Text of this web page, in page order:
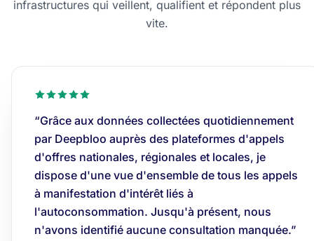
infrastructures qui veillent, qualifient et répondent plus
vite.
“Grâce aux données collectées quotidiennement
par Deepbloo auprès des plateformes d'appels
d'offres nationales, régionales et locales, je
dispose d'une vue d'ensemble de tous les appels
à manifestation d'intérêt liés à
l'autoconsommation. Jusqu'à présent, nous
n'avons identifié aucune consultation manquée.”